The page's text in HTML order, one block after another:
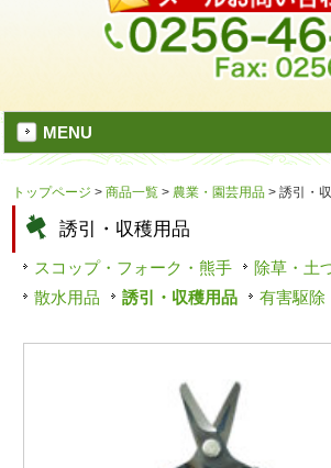
MENU
トップページ >商品一覧 > 農業・園芸用品 >誘引・
誘引・収穫用品
スコップ・フォーク・熊手
除草・土
散水用品
誘引・収穫用品 有害駆除